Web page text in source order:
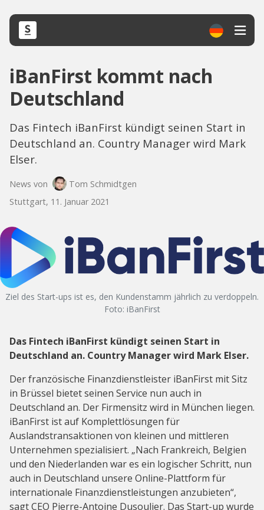
iBanFirst kommt nach
Deutschland
Das Fintech iBanFirst kündigt seinen Start in
Deutschland an. Country Manager wird Mark
Elser.
News von
Tom Schmidtgen
Stuttgart, 11. Januar 2021
Ziel des Start-ups ist es, den Kundenstamm jährlich zu verdoppeln.
Foto: iBanFirst
Das Fintech iBanFirst kündigt seinen Start in
Deutschland an. Country Manager wird Mark Elser.
Der französische Finanzdienstleister iBanFirst mit Sitz
in Brüssel bietet seinen Service nun auch in
Deutschland an. Der Firmensitz wird in München liegen.
iBanFirst ist auf Komplettlösungen für
Auslandstransaktionen von kleinen und mittleren
Unternehmen spezialisiert. „Nach Frankreich, Belgien
und den Niederlanden war es ein logischer Schritt, nun
auch in Deutschland unsere Online-Plattform für
internationale Finanzdienstleistungen anzubieten“,
sagt CEO Pierre-Antoine Dusoulier. Das Start-up wurde